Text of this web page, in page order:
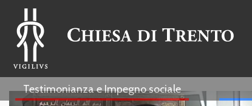
Testimonianza e Impegno sociale